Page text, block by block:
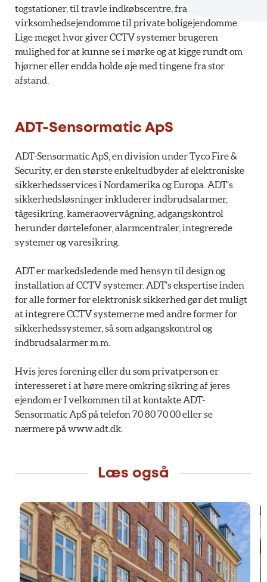
togstationer, til travle indkøbscentre, fra
virksomhedsejendomme til private boligejendomme.
Lige meget hvor giver CCTV systemer brugeren
mulighed for at kunne se i mørke og at kigge rundt om
hjørner eller endda holde øje med tingene fra stor
afstand.
ADT-Sensormatic ApS
ADT-Sensormatic ApS, en division under Tyco Fire &
Security, er den største enkeltudbyder af elektroniske
sikkerhedsservices i Nordamerika og Europa. ADT’s
sikkerhedsløsninger inkluderer indbrudsalarmer,
tågesikring, kameraovervågning, adgangskontrol
herunder dørtelefoner, alarmcentraler, integrerede
systemer og varesikring.
ADT er markedsledende med hensyn til design og
installation af CCTV systemer. ADT’s ekspertise inden
for alle former for elektronisk sikkerhed gør det muligt
at integrere CCTV systemerne med andre former for
sikkerhedssystemer, så som adgangskontrol og
indbrudsalarmer m.m.
Hvis jeres forening eller du som privatperson er
interesseret i at høre mere omkring sikring af jeres
ejendom er I velkommen til at kontakte ADT-
Sensormatic ApS på telefon 70 80 70 00 eller se
nærmere på www.adt.dk.
Læs også